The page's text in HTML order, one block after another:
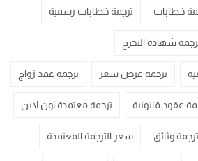
خطابات ترجمة خطابات رسمية
شهادة التخرج
ترجمة عرض سعر ترجمة عقد زواج
عقود قانونية ترجمة معتمدة اون لاين
ترجمة وثائق سعر الترجمة المعتمدة